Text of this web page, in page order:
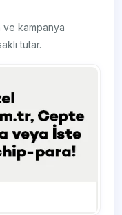
ve kampanya
tutar.